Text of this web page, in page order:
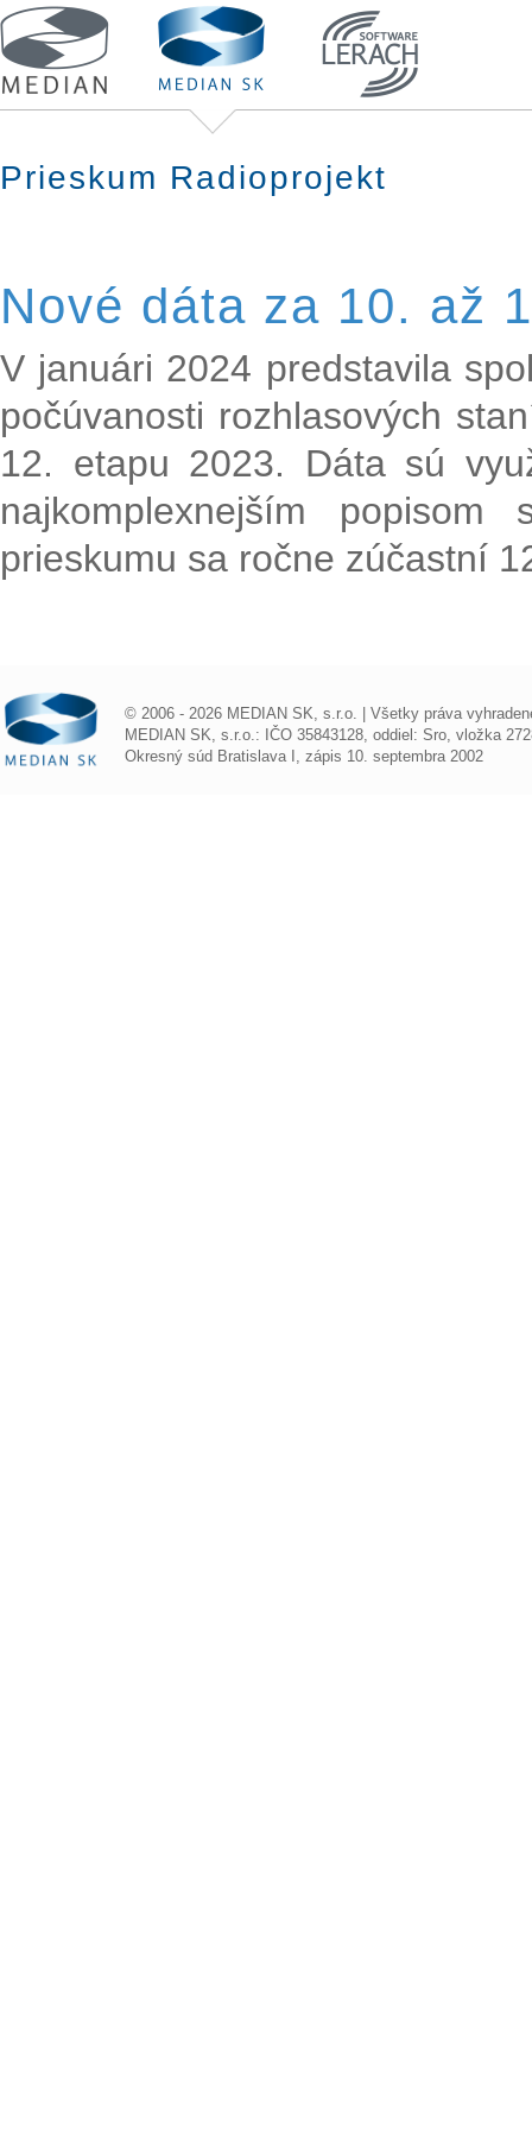
Prieskum Radioprojekt
Nové dáta za 10. až
V januári 2024 predstavila
počúvanosti rozhlasových
12. etapu 2023. Dáta sú
najkomplexnejším popisom
prieskumu sa ročne zúčastní
© 2006 - 2026 MEDIAN SK, s.r.o. | Všetky práva
MEDIAN SK, s.r.o.: IČO 35843128, oddiel: Sro, vložka
Okresný súd Bratislava I, zápis 10. septembra 2002